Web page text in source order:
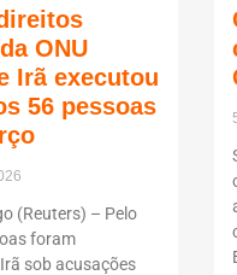
ONU
Irã executou
56 pessoas
(Reuters) – Pelo
foram
sob acusações